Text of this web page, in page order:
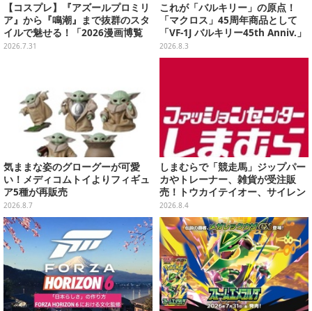
【コスプレ】『アズールプロミリ
ア』から『鳴潮』まで抜群のスタ
イルで魅せる！「2026漫画博覧
会」百花繚乱の台湾美女12選【写
2026.7.31
これが「バルキリー」の原点！
「マクロス」45周年商品として
「VF-1J バルキリー45th Anniv.」
が予約開始
2026.8.3
気ままな姿のグローグーが可愛
い！メディコムトイよりフィギュ
ア5種が再販売
2026.8.7
しまむらで「競走馬」ジップパー
カやトレーナー、雑貨が受注販
売！トウカイテイオー、サイレン
ススズカなど名馬5頭をデザイン
2026.8.4